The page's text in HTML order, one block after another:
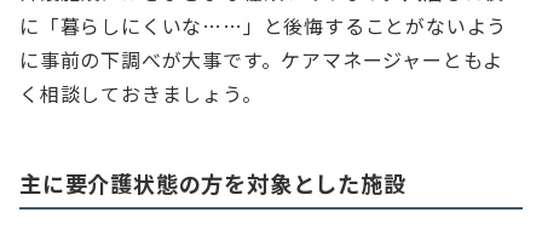
に「暮らしにくいな……」と後悔することがないよう
に事前の下調べが大事です。ケアマネージャーともよ
く相談しておきましょう。
主に要介護状態の方を対象とした施設